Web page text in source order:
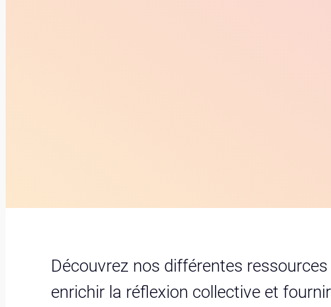
Découvrez nos différentes
enrichir la réflexion collective et